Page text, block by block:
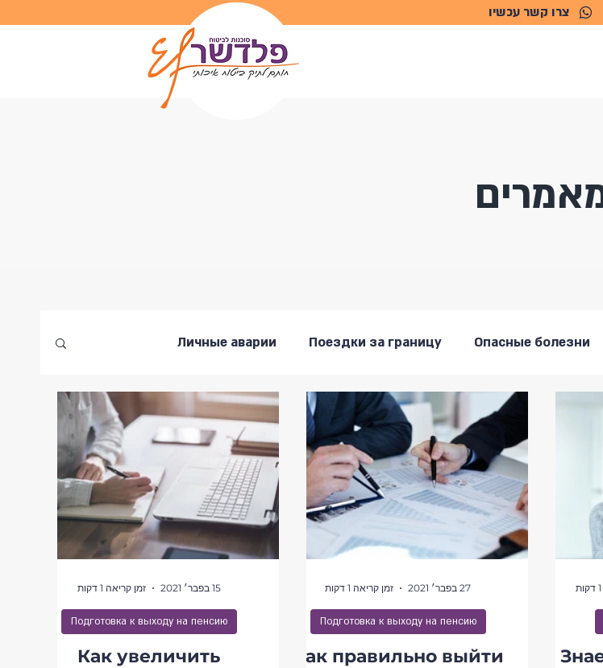
צרו קשר עכשיו
Опасные болезни
Поездки за границу
Личные аварии
Подготовка к
Страхование здоровья
Страхование машканты
Как правильно выйти
Подготовка к выходу на пенсию
27 בפבר׳ 2021 זמן קריאה 1 דקות
Как увеличить
Подготовка к выходу на пенсию
15 בפבר׳ 2021 זמן קריאה 1 דקות